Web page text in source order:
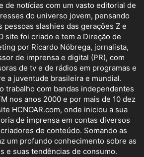
de notícias com um vasto editorial de
do universo jovem, pensando
pessoas slashies das gerações Z e
site foi criado e tem a Direção de
por Ricardo Nóbrega, jornalista,
de imprensa e digital (PR), com
de tv e de rádios em programas e
a juventude brasileira e mundial.
trabalho com bandas independentes
nos anos 2000 e por mais de 10 dez
HCNOAR.com, onde iniciou a sua
de imprensa em contas diversos
de conteúdo. Somando as
um profundo conhecimento sobre as
e suas tendências de consumo.